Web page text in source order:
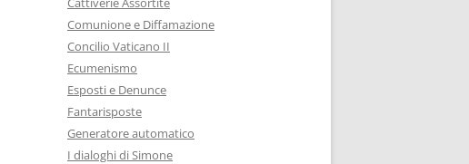
Comunione e Diffamazione
Concilio Vaticano II
Ecumenismo
Esposti e Denunce
Fantarisposte
Generatore automatico
I dialoghi di Simone